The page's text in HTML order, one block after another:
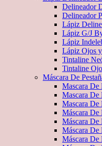
Delineador
Delineador
Lápiz
Lápiz G/J
Lápiz
Lápiz Ojos
Tintaline
Tintaline
Máscara De
Mascara De
Mascara De
Mascara De
Máscara De
Máscara De
Máscara De
Máscara De